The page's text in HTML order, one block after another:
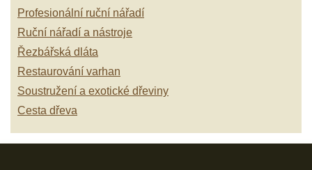
Profesionální ruční nářadí
Ruční nářadí a nástroje
Řezbářská dláta
Restaurování varhan
Soustružení a exotické dřeviny
Cesta dřeva